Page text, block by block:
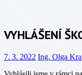
VYHLÁŠENÍ
7. 3. 2022 Ing. Olga